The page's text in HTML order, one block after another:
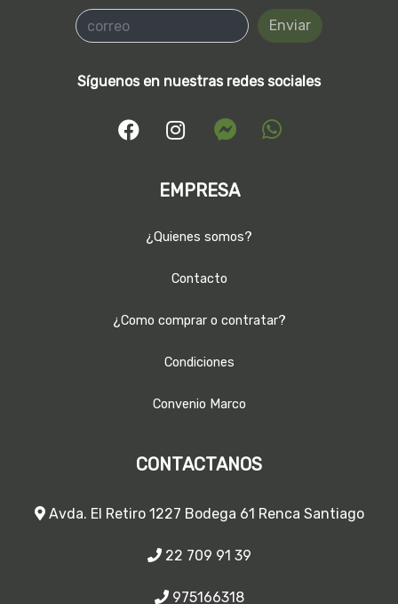
Enviar
Síguenos en nuestras redes sociales
EMPRESA
¿Quienes somos?
Contacto
¿Como comprar o contratar?
Condiciones
Convenio Marco
CONTACTANOS
Avda. El Retiro 1227 Bodega 61 Renca Santiago
22 709 91 39
975166318